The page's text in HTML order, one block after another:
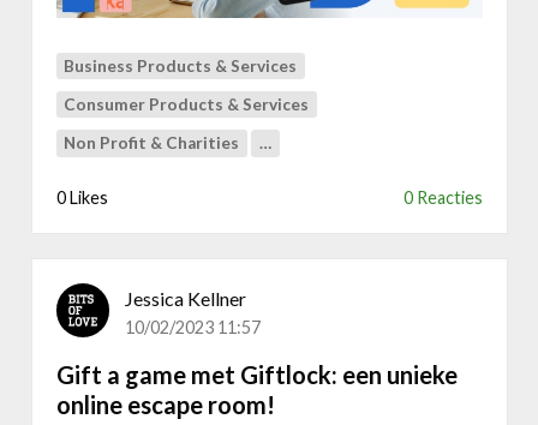
t
e
l
e
a
n
e
t
Business Products & Services
Consumer Products & Services
Non Profit & Charities …
0 Likes 0 Reacties
Jessica Kellner
10/02/2023 11:57
Gift a game met Giftlock: een unieke
online escape room!